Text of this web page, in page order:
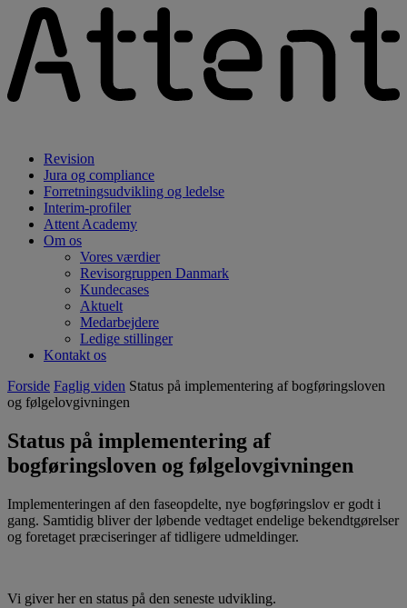
Revision
Jura og compliance
Forretningsudvikling og ledelse
Interim-profiler
Attent Academy
Om os
Vores værdier
Revisorgruppen Danmark
Kundecases
Aktuelt
Medarbejdere
Ledige stillinger
Kontakt os
Forside Faglig viden Status på implementering af bogføringsloven
og følgelovgivningen
Status på implementering af
bogføringsloven og følgelovgivningen
Implementeringen af den faseopdelte, nye bogføringslov er godt i
gang. Samtidig bliver der løbende vedtaget endelige bekendtgørelser
og foretaget præciseringer af tidligere udmeldinger.
Vi giver her en status på den seneste udvikling.